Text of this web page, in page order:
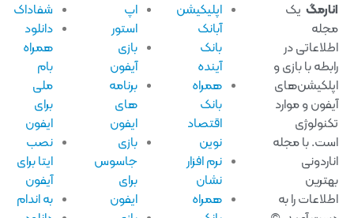
یک
در
با بازی و
و موارد
با مجله
را به
اپلیکیشن
آبانک
آینده
همراه
اقتصاد
نرم افزار
نشان
همراه
اپ
استور
بازی
آیفون
برنامه
ایفون
بازی
جاسوس
ایفون
شفاداک
دانلود
همراه
ایفون
نصب
ایتا برای
آیفون
به اندام